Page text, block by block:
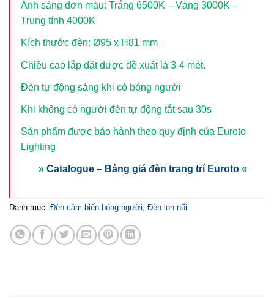
Ánh sáng đơn màu: Trắng 6500K – Vàng 3000K –
Trung tính 4000K
Kích thước đèn: Ø95 x H81 mm
Chiều cao lắp đặt được đề xuất là 3-4 mét.
Đèn tự động sáng khi có bóng người
Khi không có người đèn tự động tắt sau 30s
Sản phẩm được bảo hành theo quy định của Euroto
Lighting
» Catalogue – Bảng giá đèn trang trí Euroto «
Danh mục: Đèn cảm biến bóng người, Đèn lon nổi